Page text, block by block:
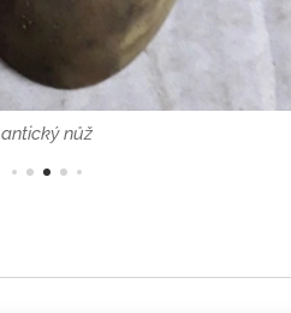
antický nůž